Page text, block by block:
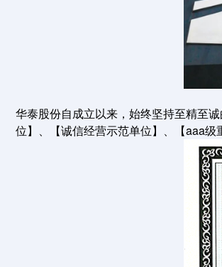
华泰股份自成立以来，始终坚持至精至
位】、【诚信经营示范单位】、【aaa